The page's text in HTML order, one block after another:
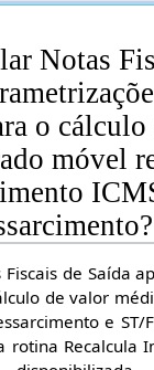
Notas
o
móvel
de Saída
de valor
e ST/
rotina Recalcula